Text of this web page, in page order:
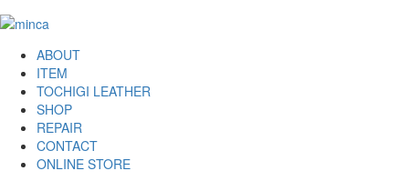
ABOUT
ITEM
TOCHIGI LEATHER
SHOP
REPAIR
CONTACT
ONLINE STORE